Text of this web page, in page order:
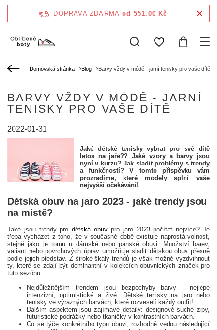
DOPRAVA ZDARMA od 551,00 Kč
Domovská stránka Blog Barvy vždy v módě - jarní tenisky pro vaše dítě
BARVY VŽDY V MÓDĚ - JARNÍ
TENISKY PRO VAŠE DÍTĚ
2022-01-31
Jaké dětské tenisky vybrat pro své dítě
letos na jaře?? Jaké vzory a barvy jsou
nyní v kurzu? Jak sladit problémy s trendy
a funkčností? V tomto příspěvku vám
prozradíme, které modely splní vaše
nejvyšší očekávání!
Dětská obuv na jaro 2023 - jaké trendy jsou
na místě?
Jaké jsou trendy prodětská obuv pro jaro 2023 počítat nejvíce? Je
třeba vycházet z toho, že v současné době existuje naprostá volnost,
stejně jako je tomu u dámské nebo pánské obuvi. Množství barev,
variant nebo povrchových úprav umožňuje sladit dětskou obuv přesně
podle jejich představ. Z široké škály trendů je však možné vyzdvihnout
ty, které se zdají být dominantní v kolekcích obuvnických značek pro
tuto sezónu:
Nejdůležitějším trendem jsou bezpochyby barvy - nejlépe
intenzivní, optimistické a živé. Dětské tenisky na jaro nebo
tenisky ve výrazných barvách, které rozveselí každý outfit!
Dalším aspektem jsou zajímavé detaily: designové suché zipy,
futuristické podrážky nebo tkaničky v kontrastních barvách.
Co se týče konkrétního typu obuvi, rozhodně vedou následující